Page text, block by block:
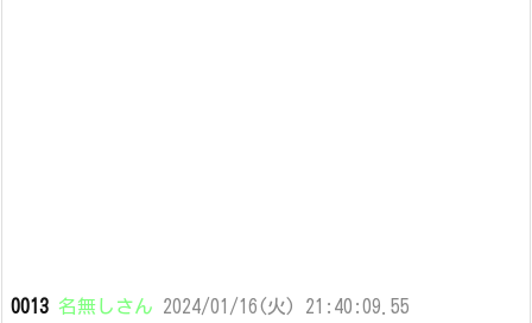
0013 名無しさん 2024/01/16(火) 21:40:09.55